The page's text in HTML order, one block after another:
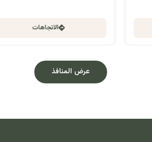
عرض المنافذ